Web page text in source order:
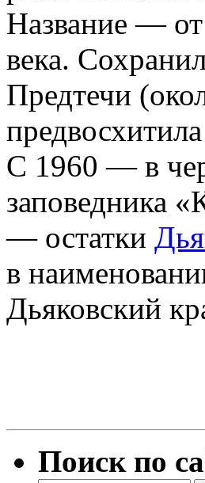
Название —
века.
Предтечи
С 1960 — в
заповедника
— остатки
в
Дьяковский
Поиск по